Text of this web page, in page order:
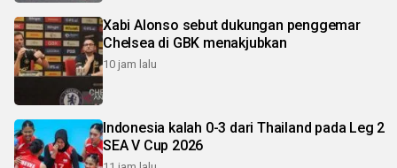
Xabi Alonso sebut dukungan penggemar
Chelsea di GBK menakjubkan
10 jam lalu
Indonesia kalah 0-3 dari Thailand pada Leg 2
SEA V Cup 2026